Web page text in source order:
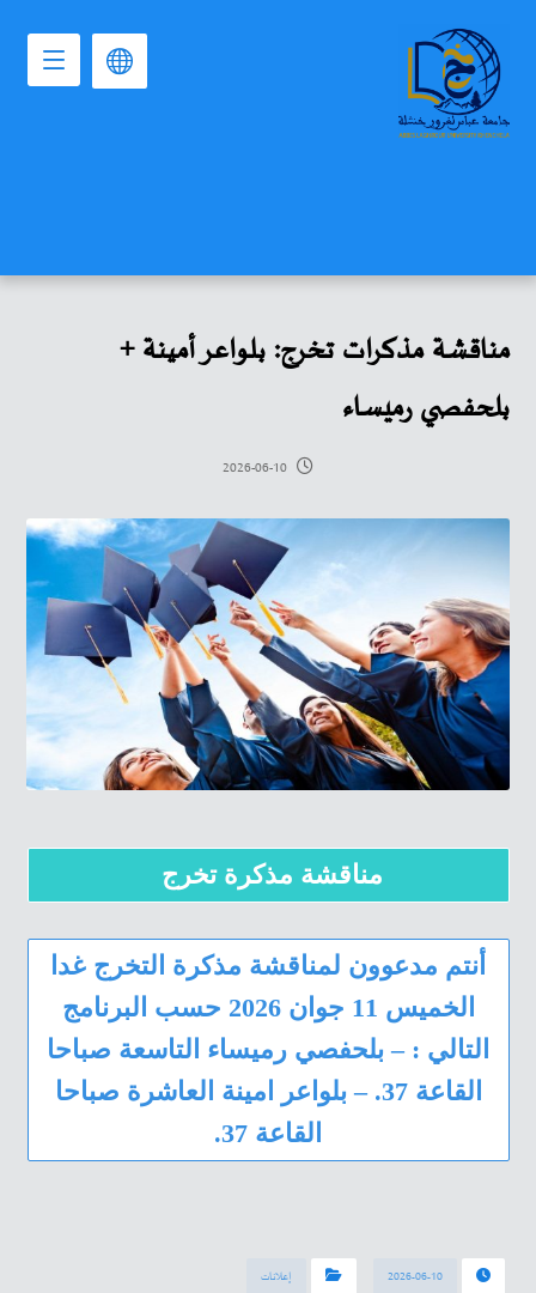
مناقشة مذكرات تخرج: بلواعر أمينة +
بلحفصي رميساء
2026-06-10
مناقشة مذكرة تخرج
أنتم مدعوون لمناقشة مذكرة التخرج غدا
الخميس 11 جوان 2026 حسب البرنامج
التالي : – بلحفصي رميساء التاسعة صباحا
القاعة 37. – بلواعر امينة العاشرة صباحا
القاعة 37.
2026-06-10 إعلانات